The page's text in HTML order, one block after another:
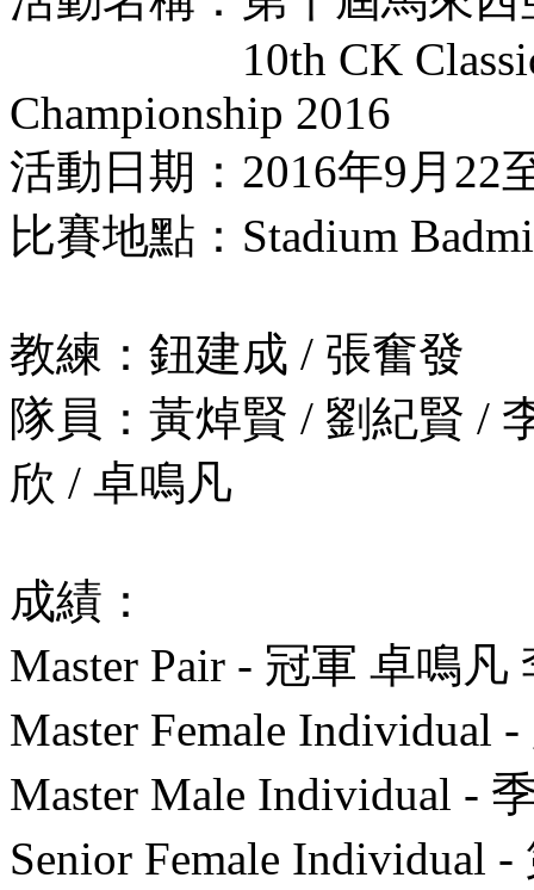
10th CK Classic
Championship 2016
活動日期：2016年9月22
比賽地點：Stadium
教練：鈕建成 / 張奮發
隊員：黃焯賢 / 劉紀賢 /
欣 / 卓鳴凡
成績：
Master Pair - 冠軍 卓鳴凡
Master Female Individual
Master Male Individual -
Senior Female Individual